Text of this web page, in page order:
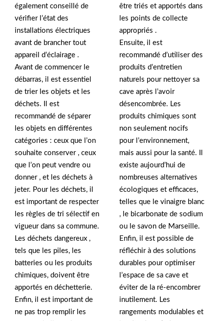
également conseillé de
vérifier l’état des
installations électriques
avant de brancher tout
appareil d’éclairage .
Avant de commencer le
débarras, il est essentiel
de trier les objets et les
déchets. Il est
recommandé de séparer
les objets en différentes
catégories : ceux que l’on
souhaite conserver , ceux
que l’on peut vendre ou
donner , et les déchets à
jeter. Pour les déchets, il
est important de respecter
les règles de tri sélectif en
vigueur dans sa commune.
Les déchets dangereux ,
tels que les piles, les
batteries ou les produits
chimiques, doivent être
apportés en déchetterie.
Enfin, il est important de
ne pas trop remplir les
être triés et apportés dans
les points de collecte
appropriés .
Ensuite, il est
recommandé d’utiliser des
produits d’entretien
naturels pour nettoyer sa
cave après l’avoir
désencombrée. Les
produits chimiques sont
non seulement nocifs
pour l’environnement,
mais aussi pour la santé. Il
existe aujourd’hui de
nombreuses alternatives
écologiques et efficaces,
telles que le vinaigre blanc
, le bicarbonate de sodium
ou le savon de Marseille.
Enfin, il est possible de
réfléchir à des solutions
durables pour optimiser
l’espace de sa cave et
éviter de la ré-encombrer
inutilement. Les
rangements modulables et